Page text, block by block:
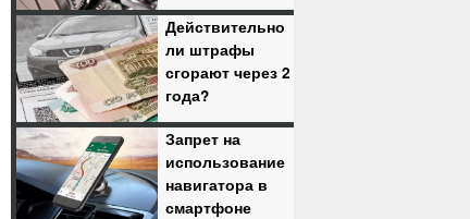
Действительно
ли штрафы
сгорают через 2
года?
Запрет на
использование
навигатора в
смартфоне